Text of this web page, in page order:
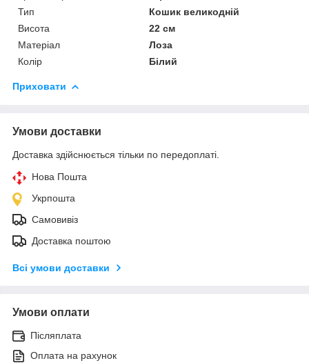
Тип
Кошик великодній
Висота
22 см
Матеріал
Лоза
Колір
Білий
Приховати
Умови доставки
Доставка здійснюється тільки по передоплаті.
Нова Пошта
Укрпошта
Самовивіз
Доставка поштою
Всі умови доставки
Умови оплати
Післяплата
Оплата на рахунок